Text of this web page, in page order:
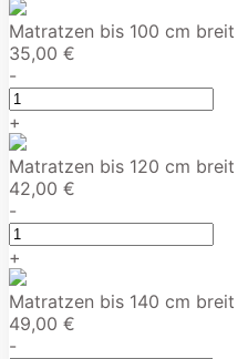
Matratzen bis 100 cm breit
35,00 €
-
+
Matratzen bis 120 cm breit
42,00 €
-
+
Matratzen bis 140 cm breit
49,00 €
-